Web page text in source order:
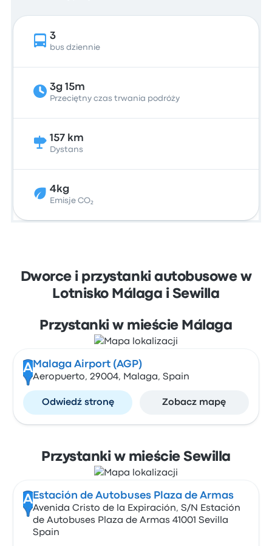
3
bus dziennie
3g 15m
Przeciętny czas trwania podróży
157 km
Dystans
4kg
Emisje CO₂
Dworce i przystanki autobusowe w
Lotnisko Málaga i Sewilla
Przystanki w mieście Málaga
A Malaga Airport (AGP)
Aeropuerto, 29004, Malaga, Spain
Odwiedź stronę Zobacz mapę
Przystanki w mieście Sewilla
A Estación de Autobuses Plaza de Armas
Avenida Cristo de la Expiración, S/N Estación
de Autobuses Plaza de Armas 41001 Sevilla
Spain